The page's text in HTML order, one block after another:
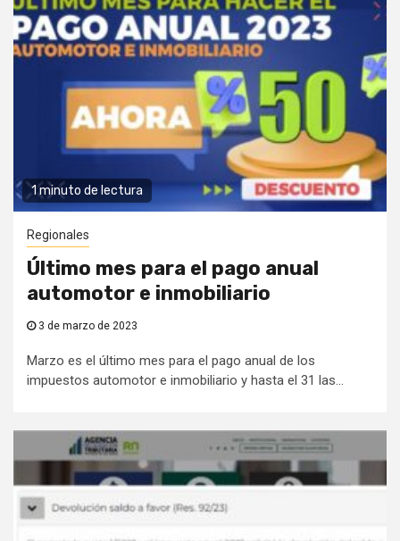
1 minuto de lectura
Regionales
Último mes para el pago anual
automotor e inmobiliario
3 de marzo de 2023
Marzo es el último mes para el pago anual de los
impuestos automotor e inmobiliario y hasta el 31 las...